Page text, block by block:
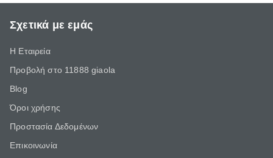
Σχετικά με εμάς
Η Εταιρεία
Προβολή στο 11888 giaola
Blog
Όροι χρήσης
Προστασία Δεδομένων
Επικοινωνία